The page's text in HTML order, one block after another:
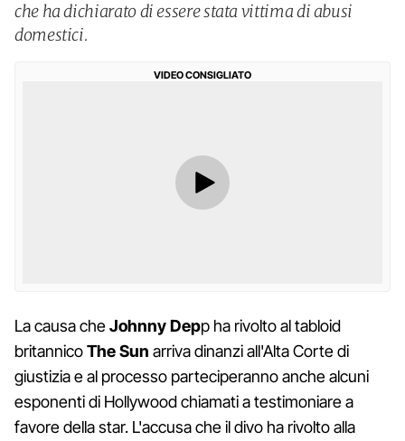
che ha dichiarato di essere stata vittima di abusi
domestici.
VIDEO CONSIGLIATO
La causa cheJohnny Depp ha rivolto al tabloid
britannicoThe Sun arriva dinanzi all'Alta Corte di
giustizia e al processo parteciperanno anche alcuni
esponenti di Hollywood chiamati a testimoniare a
favore della star. L'accusa che il divo ha rivolto alla